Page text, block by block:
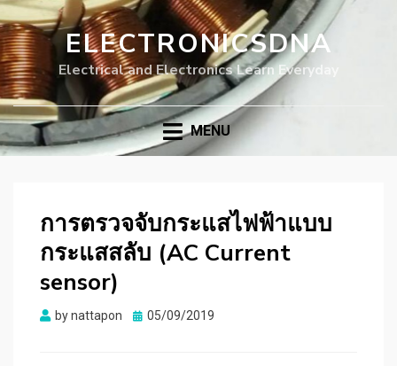
ELECTRONICSDNA
Electrical and Electronics Learn Everyday
MENU
การตรวจจับกระแสไฟฟ้าแบบ
กระแสสลับ (AC Current
sensor)
bynattapon
Posted
05/09/2019